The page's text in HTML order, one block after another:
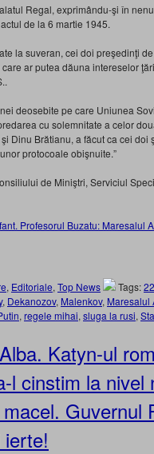
Regal, exprimându-şi în
de la 6 martie 1945.
la suveran, cei doi preşedinţi
ar putea dăuna intereselor
deosebite pe care Uniunea
cu solemnitate a celor
Dinu Brătianu, a făcut ca cei doi
protocoale obişnuite.”
de Miniştri, Serviciul
Profesorul Buzatu: Maresalul
, Editoriale, Top News Tags:
, Dekanozov, Malenkov, Maresalul
, regele mihai, sluga la rusi,
Katyn-ul
l cinstim la nivel
Guvernul